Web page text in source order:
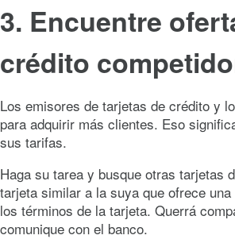
3. Encuentre
crédito
Los emisores de tarjetas de crédito y
para adquirir más clientes. Eso
sus tarifas.
Haga su tarea y busque otras tarjetas
tarjeta similar a la suya que ofrece
los términos de la tarjeta. Querrá
comunique con el banco.